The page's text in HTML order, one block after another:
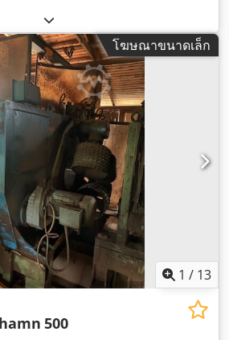
โฆษณาขนาดเล็ก
1 / 13
500